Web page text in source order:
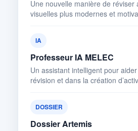
Une nouvelle manière de réviser
visuelles plus modernes et
IA
Professeur IA MELEC
Un assistant intelligent pour
révision et dans la création
DOSSIER
Dossier Artemis